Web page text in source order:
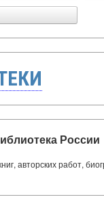
России
авторских работ,